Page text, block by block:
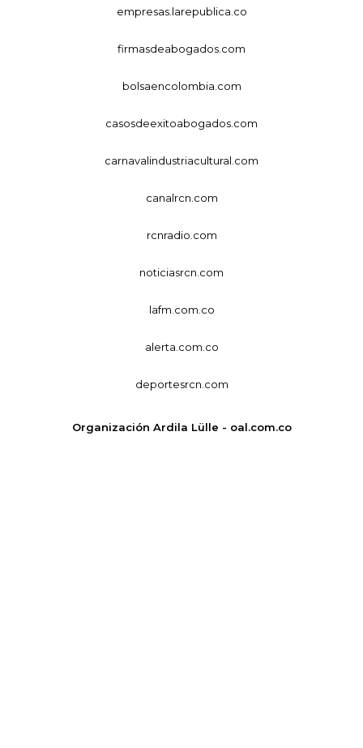
empresas.larepublica.co
firmasdeabogados.com
bolsaencolombia.com
casosdeexitoabogados.com
carnavalindustriacultural.com
canalrcn.com
rcnradio.com
noticiasrcn.com
lafm.com.co
alerta.com.co
deportesrcn.com
Organización Ardila Lülle - oal.com.co